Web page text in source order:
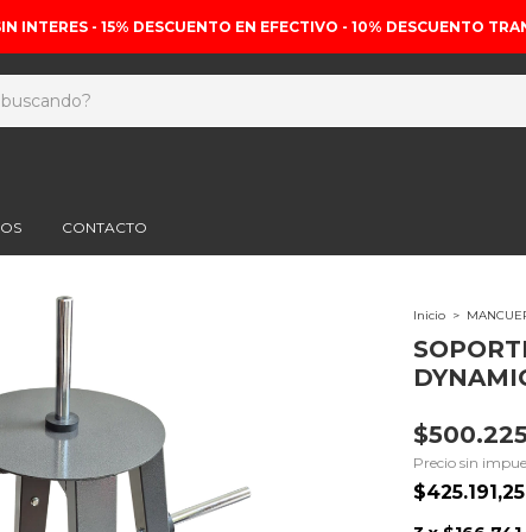
INTERES - 15% DESCUENTO EN EFECTIVO - 10% DESCUENTO
CONTACTO
Inicio >
Precio sin
$425.191,25